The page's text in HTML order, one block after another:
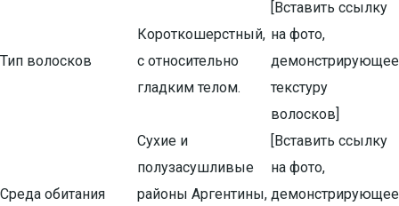
Тип волосков
Короткошерстный,
с относительно
гладким телом.
[Вставить ссылку
на фото,
демонстрирующее
текстуру
волосков]
Среда обитания
Сухие и
полузасушливые
районы Аргентины,
[Вставить ссылку
на фото,
демонстрирующее